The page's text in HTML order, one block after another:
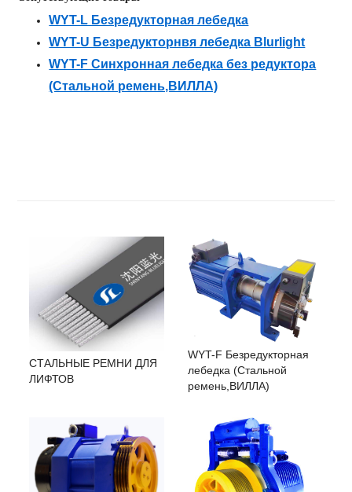
WYT-L Безредукторная лебедка
WYT-U Безредукторнвя лебедка Blurlight
WYT-F Синхронная лебедка без редуктора
(Cтальной ремень,ВИЛЛА)
СТАЛЬНЫЕ РЕМНИ ДЛЯ
ЛИФТОВ
WYT-F Безредукторная
лебедка (Cтальной
ремень,ВИЛЛА)